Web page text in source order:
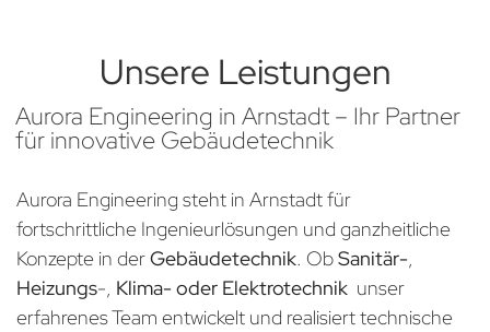
Unsere Leistungen
Aurora Engineering in Arnstadt – Ihr Partner
für innovative Gebäudetechnik
Aurora Engineering steht in Arnstadt für
fortschrittliche Ingenieurlösungen und ganzheitliche
Konzepte in derGebäudetechnik. ObSanitär-,
Heizungs-, Klima- oder Elektrotechnik unser
erfahrenes Team entwickelt und realisiert technische